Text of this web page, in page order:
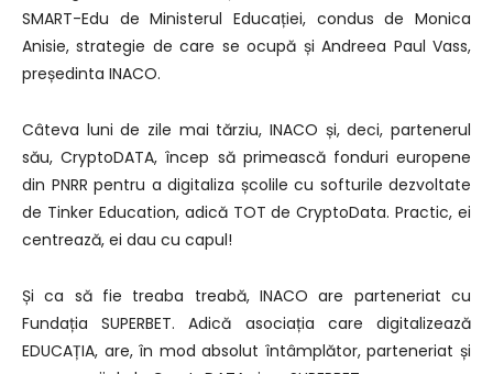
SMART-Edu de Ministerul Educației, condus de Monica
Anisie, strategie de care se ocupă și Andreea Paul Vass,
președinta INACO.
Câteva luni de zile mai tărziu, INACO și, deci, partenerul
său, CryptoDATA, încep să primească fonduri europene
din PNRR pentru a digitaliza școlile cu softurile dezvoltate
de Tinker Education, adică TOT de CryptoData. Practic, ei
centrează, ei dau cu capul!
Și ca să fie treaba treabă, INACO are parteneriat cu
Fundația SUPERBET. Adică asociația care digitalizează
EDUCAȚIA, are, în mod absolut întâmplător, parteneriat și